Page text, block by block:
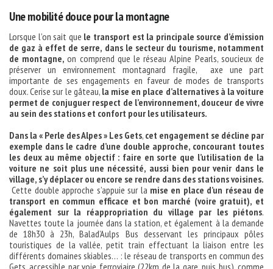
Une mobilité douce pour la montagne
Lorsque l’on sait que le transport est la principale source d’émission
de gaz à effet de serre, dans le secteur du tourisme, notamment
de montagne,on comprend que le réseau Alpine Pearls, soucieux de
préserver un environnement montagnard fragile, axe une part
importante de ses engagements en faveur de modes de transports
doux. Cerise sur le gâteau, la mise en place d’alternatives à la voiture
permet de conjuguer respect de l’environnement, douceur de vivre
au sein des stations et confort pour les utilisateurs.
Dans la « Perle des Alpes » Les Gets, cet engagement se décline par
exemple dans le cadre d’une double approche, concourant toutes
les deux au même objectif : faire en sorte que l’utilisation de la
voiture ne soit plus une nécessité, aussi bien pour venir dans le
village, s’y déplacer ou encore se rendre dans des stations voisines.
Cette double approche s’appuie sur la mise en place d’un réseau de
transport en commun efficace et bon marché (voire gratuit), et
également sur la réappropriation du village par les piétons.
Navettes toute la journée dans la station, et également à la demande
de 18h30 à 23h, Balad’Aulps Bus desservant les principaux pôles
touristiques de la vallée, petit train effectuant la liaison entre les
différents domaines skiables… : le réseau de transports en commun des